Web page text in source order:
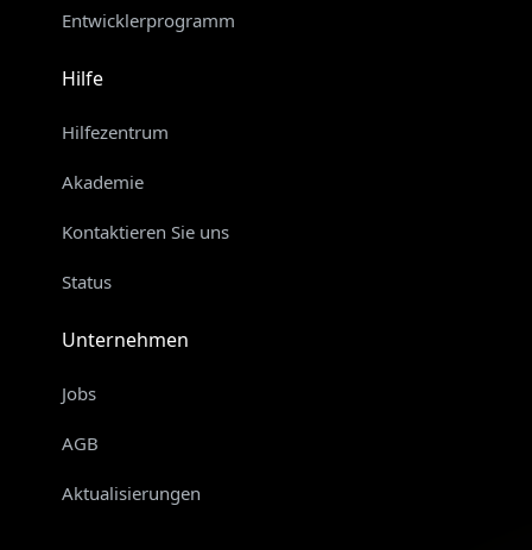
Entwicklerprogramm
Hilfe
Hilfezentrum
Akademie
Kontaktieren Sie uns
Status
Unternehmen
Jobs
AGB
Aktualisierungen